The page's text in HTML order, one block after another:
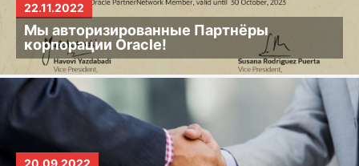
22.11.2022
Мы авторизированные Партнёры
корпорации Oracle!
20.09.2022